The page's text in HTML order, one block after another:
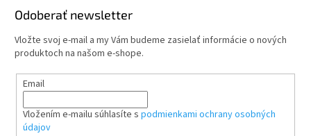
Odoberať newsletter
Vložte svoj e-mail a my Vám budeme zasielať informácie o nových
produktoch na našom e-shope.
Email
Vložením e-mailu súhlasíte s podmienkami ochrany osobných
údajov